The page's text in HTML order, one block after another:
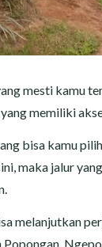
mesti kamu
memiliki
bisa kamu
maka jalur
melanjutkan